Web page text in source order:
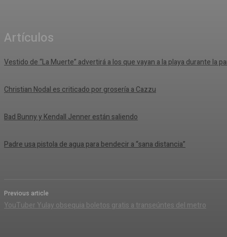
Artículos
Vestido de “La Muerte” advertirá a los que vayan a la playa durante la
Christian Nodal es criticado por grosería a Cazzu
Bad Bunny y Kendall Jenner están saliendo
Padre usa pistola de agua para bendecir a “sana distancia”
Previous article
YouTuber Yulay obsequia boletos gratis a transeúntes del metro